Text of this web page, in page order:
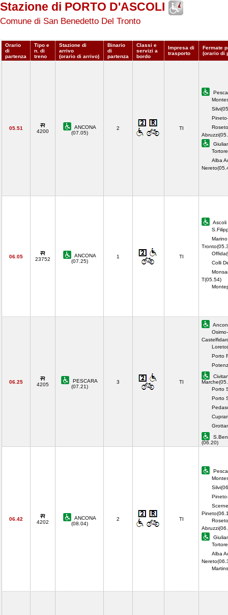
Stazione di PORTO D'ASCOLI
Comune di San Benedetto Del Tronto
Orario
di
partenza
Tipo e
n. di
treno
Stazione di
arrivo
(orario di arrivo)
Binario
di
partenza
Classi e
servizi a
bordo
Impresa di
trasporto
Fermate
(orario di
05.51
4200
ANCONA
(07.05)
2 TI
Alba
06.05 23752
ANCONA
(07.25)
1 TI
Ascoli
Colli
T(05.54)
06.25 4205
PESCARA
(07.21)
3 TI
Osimo-
Porto
Porto
Porto
(06.20)
06.42
4202
ANCONA
(08.04)
2 TI
Alba